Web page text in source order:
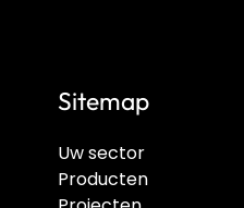
Uw sector
Producten
Sitemap